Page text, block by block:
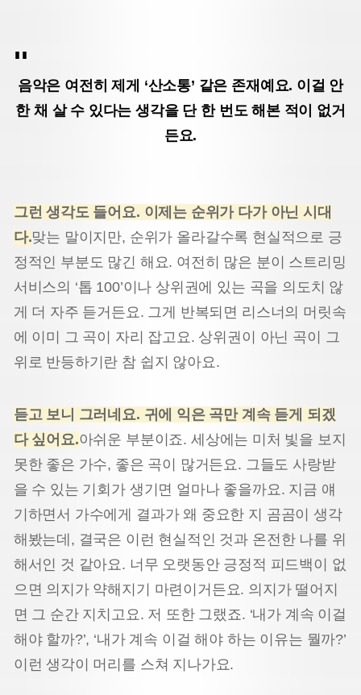
음악은 여전히 제게 ‘산소통’ 같은 존재예요. 이걸 안
한 채 살 수 있다는 생각을 단 한 번도 해본 적이 없거
든요.
그런 생각도 들어요. 이제는 순위가 다가 아닌 시대
다.맞는 말이지만, 순위가 올라갈수록 현실적으로 긍
정적인 부분도 많긴 해요. 여전히 많은 분이 스트리밍
서비스의 ‘톱 100’이나 상위권에 있는 곡을 의도치 않
게 더 자주 듣거든요. 그게 반복되면 리스너의 머릿속
에 이미 그 곡이 자리 잡고요. 상위권이 아닌 곡이 그
위로 반등하기란 참 쉽지 않아요.
듣고 보니 그러네요. 귀에 익은 곡만 계속 듣게 되겠
다 싶어요.아쉬운 부분이죠. 세상에는 미처 빛을 보지
못한 좋은 가수, 좋은 곡이 많거든요. 그들도 사랑받
을 수 있는 기회가 생기면 얼마나 좋을까요. 지금 얘
기하면서 가수에게 결과가 왜 중요한 지 곰곰이 생각
해봤는데, 결국은 이런 현실적인 것과 온전한 나를 위
해서인 것 같아요. 너무 오랫동안 긍정적 피드백이 없
으면 의지가 약해지기 마련이거든요. 의지가 떨어지
면 그 순간 지치고요. 저 또한 그랬죠. ‘내가 계속 이걸
해야 할까?’, ‘내가 계속 이걸 해야 하는 이유는 뭘까?’
이런 생각이 머리를 스쳐 지나가요.